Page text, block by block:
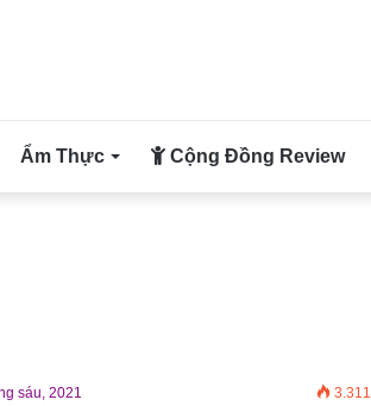
Ẩm Thực Cộng Đồng Review
sáu, 2021 3.311